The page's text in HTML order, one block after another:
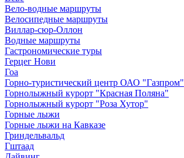
Вело-водные маршруты
Велосипедные маршруты
Виллар-сюр-Оллон
Водные маршруты
Гастрономические туры
Герцег Нови
Гоа
Горно-туристический центр ОАО "Газпром"
Горнолыжный курорт "Красная Поляна"
Горнолыжный курорт "Роза Хутор"
Горные лыжи
Горные лыжи на Кавказе
Гриндельвальд
Гштаад